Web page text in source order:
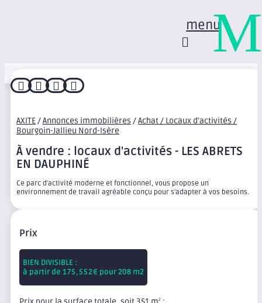
menu
   
AXITE/Annonces immobilières /Achat / Locaux d'activités /
Bourgoin-Jallieu Nord-Isère
À vendre : locaux d'activités - LES ABRETS
EN DAUPHINÉ
Ce parc d'activité moderne et fonctionnel, vous propose un
environnement de travail agréable conçu pour s'adapter à vos besoins.
Prix
BIEN DIVISIBLE :
à partir de 175,552€ pour 208 m2
2
M